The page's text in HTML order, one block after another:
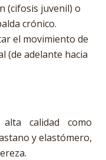
(cifosis juvenil) o
crónico.
el movimiento de
(de adelante hacia
calidad como
y elastómero,